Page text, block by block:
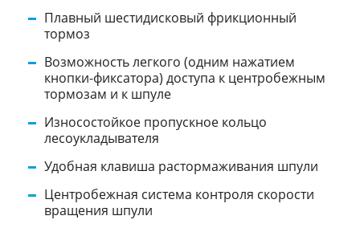
Плавный шестидисковый фрикционный
тормоз
Возможность легкого (одним нажатием
кнопки-фиксатора) доступа к центробежным
тормозам и к шпуле
Износостойкое пропускное кольцо
лесоукладывателя
Удобная клавиша растормаживания шпули
Центробежная система контроля скорости
вращения шпули